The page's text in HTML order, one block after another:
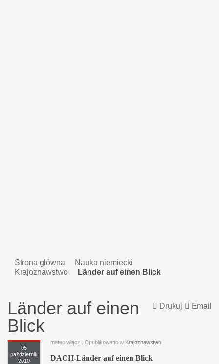
Strona główna
Nauka niemiecki
Krajoznawstwo
Länder auf einen Blick
Email
Drukuj
Länder auf einen
Blick
mateo włącz
05
październik
2010
. Opublikowano w Krajoznawstwo
DACH-Länder auf einen Blick